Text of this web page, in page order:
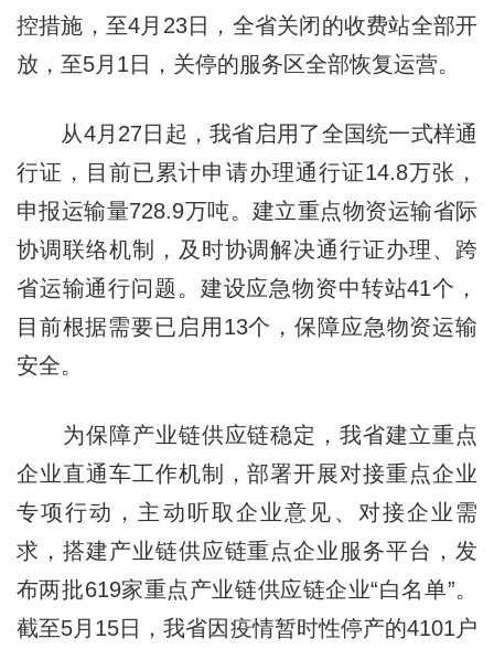
控措施，至4月23日，全省关闭的收费站全部开
放，至5月1日，关停的服务区全部恢复运营。
从4月27日起，我省启用了全国统一式样通
行证，目前已累计申请办理通行证14.8万张，
申报运输量728.9万吨。建立重点物资运输省际
协调联络机制，及时协调解决通行证办理、跨
省运输通行问题。建设应急物资中转站41个，
目前根据需要已启用13个，保障应急物资运输
安全。
为保障产业链供应链稳定，我省建立重点
企业直通车工作机制，部署开展对接重点企业
专项行动，主动听取企业意见、对接企业需
求，搭建产业链供应链重点企业服务平台，发
布两批619家重点产业链供应链企业“白名单”。
截至5月15日，我省因疫情暂时性停产的4101户